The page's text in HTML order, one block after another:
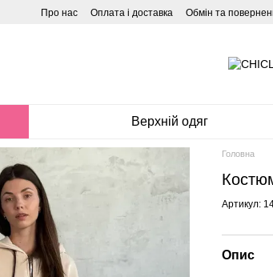
Про нас Оплата і доставка Обмін та
Верхній одяг
Головна
Артикул:
Опис